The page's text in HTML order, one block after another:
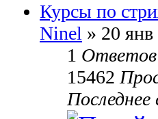
Курсы по
Ninel » 20
1 Ответов
15462
Последнее